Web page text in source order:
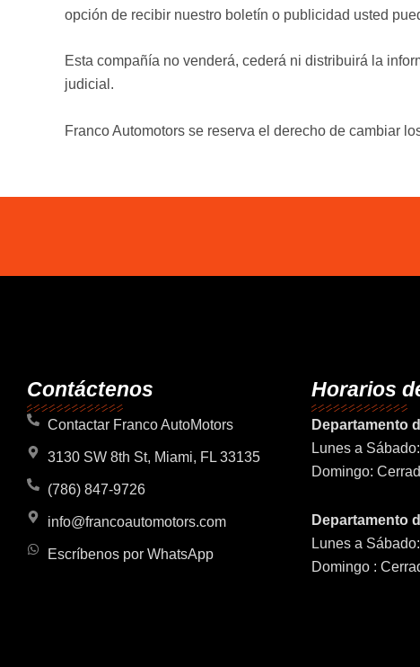
opción de recibir nuestro boletín o publicidad usted
Esta compañía no venderá, cederá ni distribuirá la
judicial.
Franco Automotors se reserva el derecho de cambiar
Contáctenos
Contactar Franco AutoMotors
3130 SW 8th St, Miami, FL 33135
(786) 847-9726
info@francoautomotors.com
Escríbenos por WhatsApp
Horarios
Departamento
Lunes a
Domingo:
Departamento
Lunes a
Domingo :